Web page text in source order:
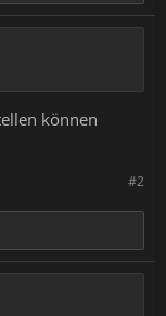
is limited,
depth look at
is coming to
we get closer to
updates
können
#2